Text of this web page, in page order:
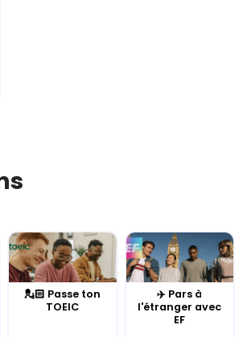
💂🏻 Passe ton
TOEIC
✈️ Pars à
l'étranger avec
EF